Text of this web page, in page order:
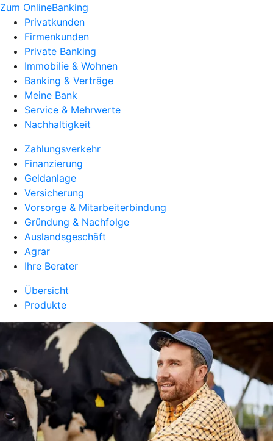
Zum OnlineBanking
Privatkunden
Firmenkunden
Private Banking
Immobilie & Wohnen
Banking & Verträge
Meine Bank
Service & Mehrwerte
Nachhaltigkeit
Zahlungsverkehr
Finanzierung
Geldanlage
Versicherung
Vorsorge & Mitarbeiterbindung
Gründung & Nachfolge
Auslandsgeschäft
Agrar
Ihre Berater
Übersicht
Produkte